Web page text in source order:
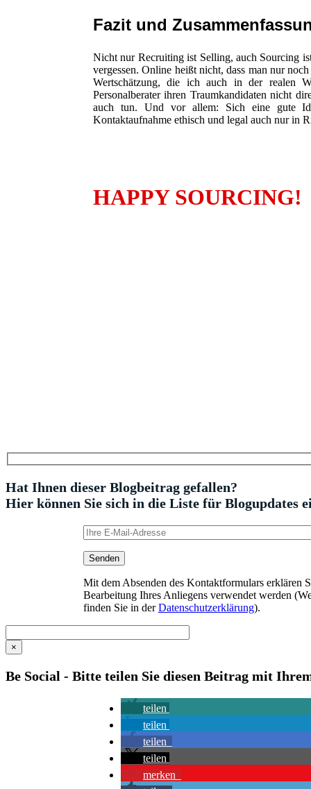
Fazit und
Nicht nur Recruiting ist Selling, auch Sourcing
vergessen. Online heißt nicht, dass man nur
Wertschätzung, die ich auch in der realen
Personalberater ihren Traumkandidaten nicht
auch tun. Und vor allem: Sich eine gute
Kontaktaufnahme ethisch und legal auch nur in
HAPPY SOURCING!
Hat Ihnen dieser Blogbeitrag gefallen?
Hier können Sie sich in die Liste für Blogupdates
Mit dem Absenden des Kontaktformulars erklären
Bearbeitung Ihres Anliegens verwendet werden
finden Sie in derDatenschutzerklärung).
×
Be Social - Bitte teilen Sie diesen Beitrag mit
teilen
teilen
teilen
teilen
merken